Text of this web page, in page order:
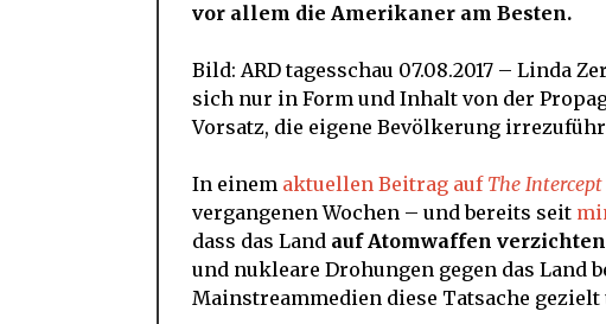
vor allem die Amerikaner am Besten.
Bild: ARD tagesschau 07.08.2017 – Linda
sich nur in Form und Inhalt von der
Vorsatz, die eigene Bevölkerung
In einem aktuellen Beitrag auf The Intercept
vergangenen Wochen – und bereits seit
dass das Land auf Atomwaffen
und nukleare Drohungen gegen das Land
Mainstreammedien diese Tatsache